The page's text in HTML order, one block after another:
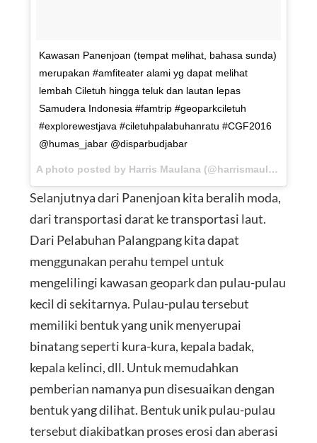
Kawasan Panenjoan (tempat melihat, bahasa sunda)
merupakan #amfiteater alami yg dapat melihat
lembah Ciletuh hingga teluk dan lautan lepas
Samudera Indonesia #famtrip #geoparkciletuh
#explorewestjava #ciletuhpalabuhanratu #CGF2016
@humas_jabar @disparbudjabar
A photo posted by Harris Maulana (@harrismaul) on
Selanjutnya dari Panenjoan kita beralih moda,
dari transportasi darat ke transportasi laut.
Dari Pelabuhan Palangpang kita dapat
menggunakan perahu tempel untuk
mengelilingi kawasan geopark dan pulau-pulau
kecil di sekitarnya. Pulau-pulau tersebut
memiliki bentuk yang unik menyerupai
binatang seperti kura-kura, kepala badak,
kepala kelinci, dll. Untuk memudahkan
pemberian namanya pun disesuaikan dengan
bentuk yang dilihat. Bentuk unik pulau-pulau
tersebut diakibatkan proses erosi dan aberasi